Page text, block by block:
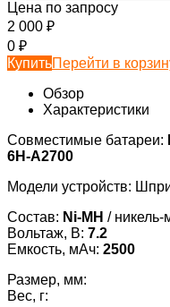
Цена по запросу
2 000 ₽
0 ₽
КупитьПерейти в
Обзор
Характеристики
Совместимые батареи:
6H-A2700
Модели устройств:
Состав: Ni-MH / никель-
Вольтаж, В: 7.2
Емкость, мАч: 2500
Размер, мм:
Вес, г: